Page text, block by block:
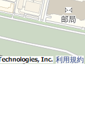
地产的出售的
新购买可是不
强的资金计
利用規約